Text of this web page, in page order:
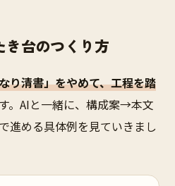
き台のつくり方
り清書」をやめて、工程を踏
。AIと一緒に、構成案→本文
進める具体例を見ていきまし